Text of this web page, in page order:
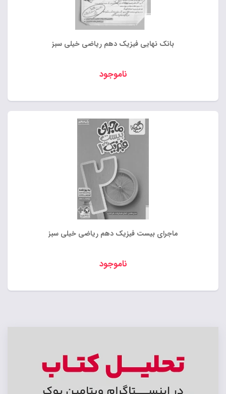
بانک نهایی فیزیک دهم ریاضی خیلی سبز
ناموجود
ماجرای بیست فیزیک دهم ریاضی خیلی سبز
ناموجود